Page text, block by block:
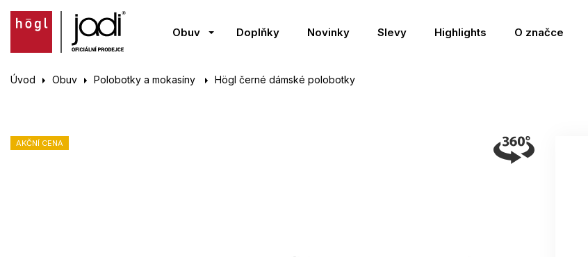
Obuv Doplňky Novinky Slevy Highlights O značce
Úvod Obuv Polobotky a mokasíny Högl černé dámské polobotky
AKČNÍ CENA